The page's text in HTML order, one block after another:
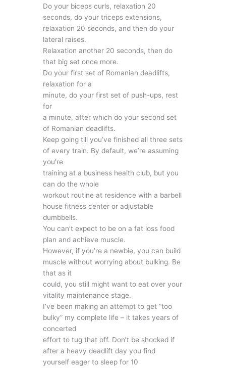
Do your biceps curls, relaxation 20
seconds, do your triceps extensions,
relaxation 20 seconds, and then do your
lateral raises.
Relaxation another 20 seconds, then do
that big set once more.
Do your first set of Romanian deadlifts,
relaxation for a
minute, do your first set of push-ups, rest
for
a minute, after which do your second set
of Romanian deadlifts.
Keep going till you’ve finished all three sets
of every train. By default, we’re assuming
you’re
training at a business health club, but you
can do the whole
workout routine at residence with a barbell
house fitness center or adjustable
dumbbells.
You can’t expect to be on a fat loss food
plan and achieve muscle.
However, if you’re a newbie, you can build
muscle without worrying about bulking. Be
that as it
could, you still might want to eat over your
vitality maintenance stage.
I’ve been making an attempt to get “too
bulky” my complete life – it takes years of
concerted
effort to tug that off. Don’t be shocked if
after a heavy deadlift day you find
yourself eager to sleep for 10